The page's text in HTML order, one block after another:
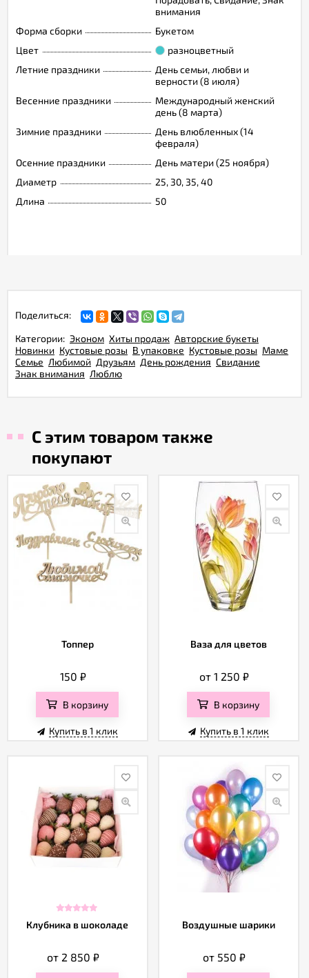
внимания
Форма сборки
Букетом
Цвет
разноцветный
Летние праздники
День семьи, любви и
верности (8 июля)
Весенние праздники
Международный женский
день (8 марта)
Зимние праздники
День влюбленных (14
февраля)
Осенние праздники
День матери (25 ноября)
Диаметр
25, 30, 35, 40
Длина
50
Поделиться:
Категории: Эконом Хиты продаж Авторские букеты
Новинки Кустовые розы В упаковке Кустовые розы Маме
Семье Любимой Друзьям День рождения Свидание
Знак внимания Люблю
С этим товаром также
покупают
Топпер
150₽
В корзину
Купить в 1 клик
Ваза для цветов
от 1 250₽
В корзину
Купить в 1 клик
Клубника в шоколаде
от 2 850₽
Воздушные шарики
от 550₽